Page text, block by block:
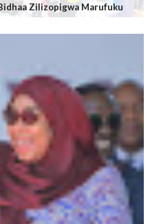
Zilizopigwa Marufuku